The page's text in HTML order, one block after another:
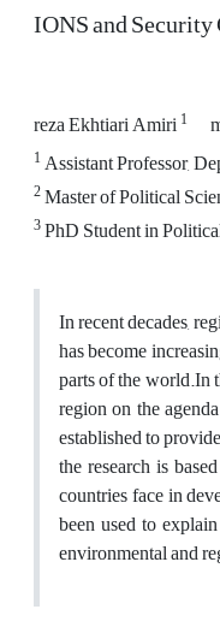
IONS and
reza Ekhtiari Amiri1
1Assistant Professor,
2Master of Political
3PhD Student in
In recent decades,
has become
parts of the world.In
region on the
established to
the research is
countries face in
been used to
environmental and